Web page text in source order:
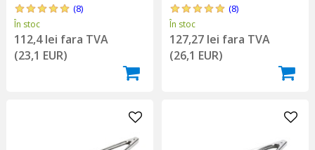
(8)
În stoc
112,4 lei fara TVA
(23,1 EUR)
(8)
În stoc
127,27 lei fara TVA
(26,1 EUR)